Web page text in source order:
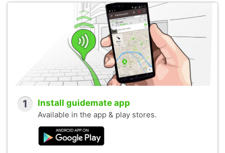
1 Install guidemate app
Available in the app & play stores.